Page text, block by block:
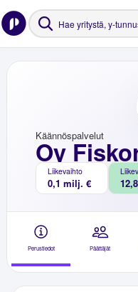
Oy
Käännöspalvelut
Liikevaihto
0,1 milj. €
Perustiedot Päättäjät